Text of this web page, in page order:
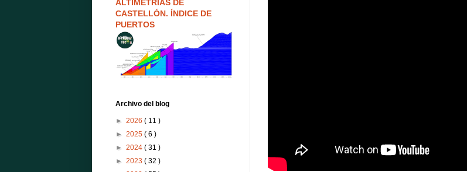
ALTIMETRÍAS DE
CASTELLÓN. ÍNDICE DE
PUERTOS
Archivo del blog
► 2026 ( 11 )
► 2025 ( 6 )
► 2024 ( 31 )
► 2023 ( 32 )